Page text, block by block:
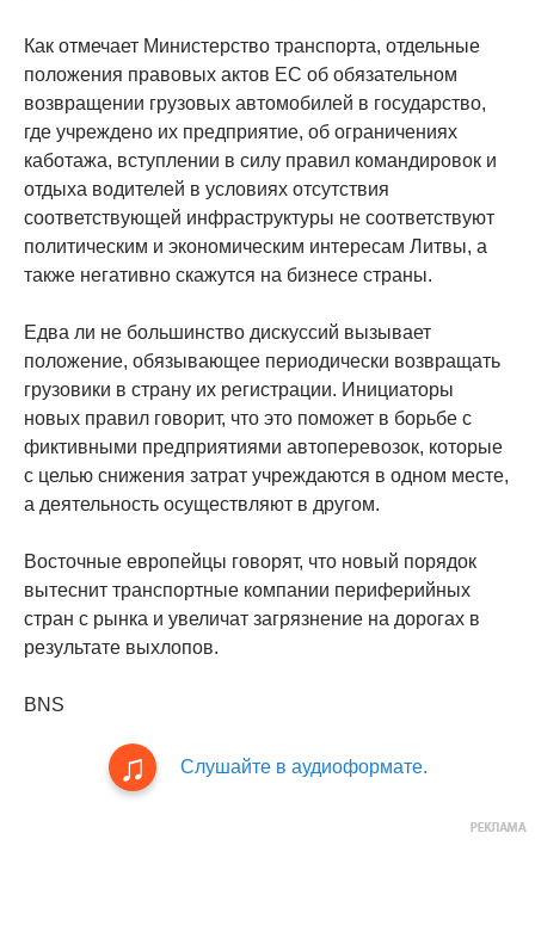
Как отмечает Министерство транспорта, отдельные
положения правовых актов ЕС об обязательном
возвращении грузовых автомобилей в государство,
где учреждено их предприятие, об ограничениях
каботажа, вступлении в силу правил командировок и
отдыха водителей в условиях отсутствия
соответствующей инфраструктуры не соответствуют
политическим и экономическим интересам Литвы, а
также негативно скажутся на бизнесе страны.
Едва ли не большинство дискуссий вызывает
положение, обязывающее периодически возвращать
грузовики в страну их регистрации. Инициаторы
новых правил говорит, что это поможет в борьбе с
фиктивными предприятиями автоперевозок, которые
с целью снижения затрат учреждаются в одном месте,
а деятельность осуществляют в другом.
Восточные европейцы говорят, что новый порядок
вытеснит транспортные компании периферийных
стран с рынка и увеличат загрязнение на дорогах в
результате выхлопов.
BNS
Слушайте в аудиоформате.